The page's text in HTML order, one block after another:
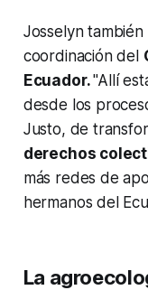
Josselyn
coordinación del
Ecuador."Allí
desde los
Justo, de
derechos
más redes de
hermanos del
La